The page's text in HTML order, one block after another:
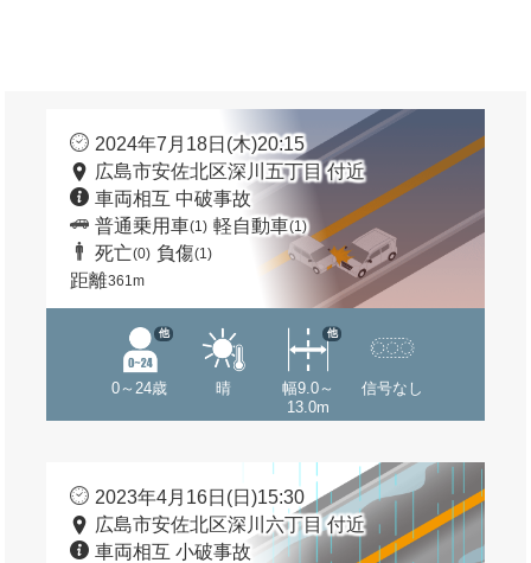
2024年7月18日(木)20:15
広島市安佐北区深川五丁目 付近
車両相互 中破事故
普通乗用車(1) 軽自動車(1)
死亡(0) 負傷(1)
距離361m
0～24歳
他
晴
幅9.0～
13.0m
他
信号なし
2023年4月16日(日)15:30
広島市安佐北区深川六丁目 付近
車両相互 小破事故